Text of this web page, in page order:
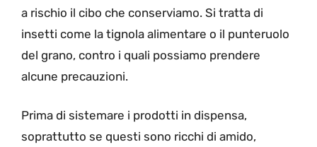
a rischio il cibo che conserviamo. Si tratta di
insetti come la tignola alimentare o il punteruolo
del grano, contro i quali possiamo prendere
alcune precauzioni.
Prima di sistemare i prodotti in dispensa,
soprattutto se questi sono ricchi di amido,